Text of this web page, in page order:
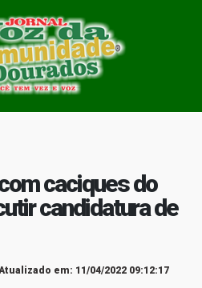
caciques do
candidatura de
em: 11/04/2022 09:12:17